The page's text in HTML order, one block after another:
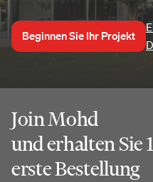
Beginnen Sie Ihr Projekt
Join Mohd
und erhalten Sie
erste Bestellung